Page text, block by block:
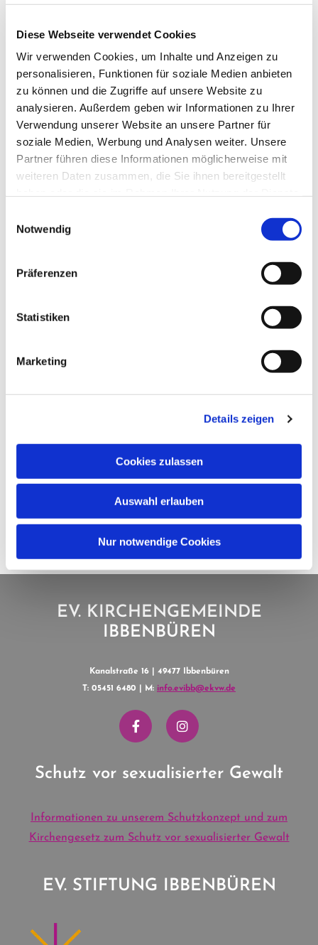
Diese Webseite verwendet Cookies
Wir verwenden Cookies, um Inhalte und Anzeigen zu
personalisieren, Funktionen für soziale Medien anbieten
zu können und die Zugriffe auf unsere Website zu
analysieren. Außerdem geben wir Informationen zu Ihrer
Verwendung unserer Website an unsere Partner für
soziale Medien, Werbung und Analysen weiter. Unsere
Partner führen diese Informationen möglicherweise mit
weiteren Daten zusammen, die Sie ihnen bereitgestellt
Notwendig
Präferenzen
Statistiken
Marketing
Details zeigen
Cookies zulassen
Auswahl erlauben
Nur notwendige Cookies
Dies könnte Sie auch
interessieren
EV. KIRCHENGEMEINDE
IBBENBÜREN
Kanalstraße 16 | 49477 Ibbenbüren
T: 05451 6480 | M: info.evibb@ekvw.de
Schutz vor sexualisierter Gewalt
Informationen zu unserem Schutzkonzept und zum
Kirchengesetz zum Schutz vor sexualisierter Gewalt
EV. STIFTUNG IBBENBÜREN